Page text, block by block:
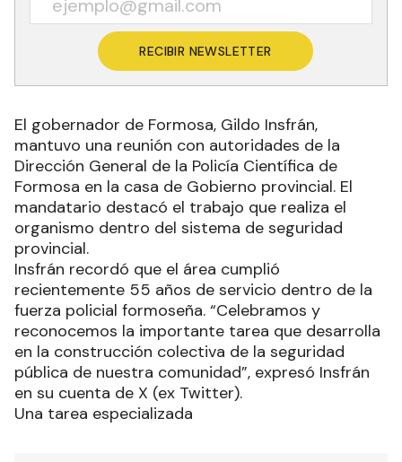
RECIBIR NEWSLETTER
El gobernador de Formosa, Gildo Insfrán,
mantuvo una reunión con autoridades de la
Dirección General de la Policía Científica de
Formosa en la casa de Gobierno provincial. El
mandatario destacó el trabajo que realiza el
organismo dentro del sistema de seguridad
provincial.
Insfrán recordó que el área cumplió
recientemente 55 años de servicio dentro de la
fuerza policial formoseña. “Celebramos y
reconocemos la importante tarea que desarrolla
en la construcción colectiva de la seguridad
pública de nuestra comunidad”, expresó Insfrán
en su cuenta de X (ex Twitter).
Una tarea especializada